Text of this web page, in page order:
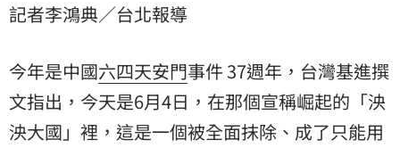
記者李鴻典／台北報導
今年是中國六四天安門事件 37週年，台灣基進撰
文指出，今天是6月4日，在那個宣稱崛起的「泱
泱大國」裡，這是一個被全面抹除、成了只能用